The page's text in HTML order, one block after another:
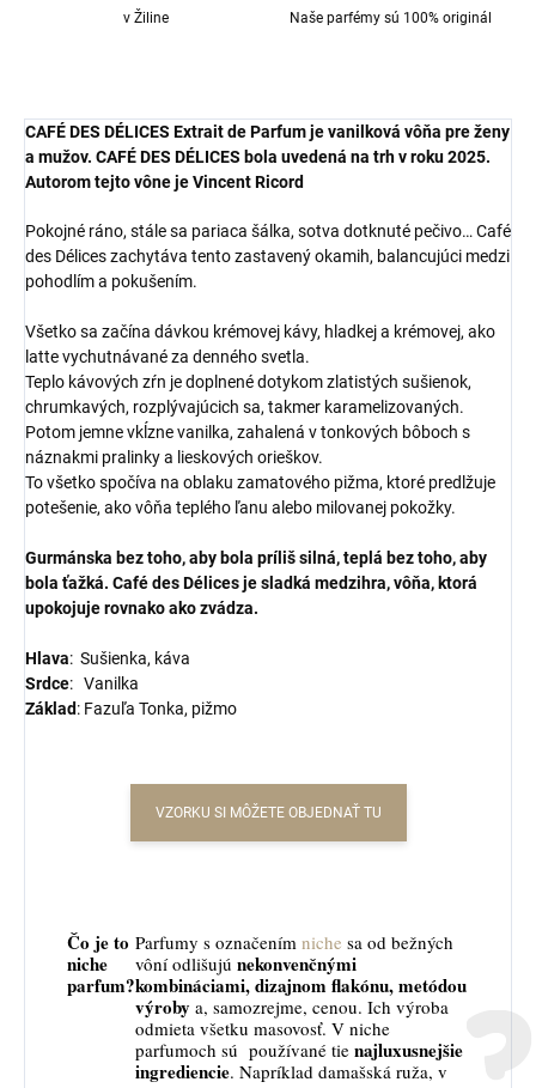
v Žiline Naše parfémy sú 100% originál
CAFÉ DES DÉLICES Extrait de Parfumje vanilková vôňa pre ženy
a mužov. CAFÉ DES DÉLICES bola uvedená na trh v roku 2025.
Autorom tejto vône je Vincent Ricord
Pokojné ráno, stále sa pariaca šálka, sotva dotknuté pečivo… Café
des Délices zachytáva tento zastavený okamih, balancujúci medzi
pohodlím a pokušením.
Všetko sa začína dávkou krémovej kávy, hladkej a krémovej, ako
latte vychutnávané za denného svetla.
Teplo kávových zŕn je doplnené dotykom zlatistých sušienok,
chrumkavých, rozplývajúcich sa, takmer karamelizovaných.
Potom jemne vkĺzne vanilka, zahalená v tonkových bôboch s
náznakmi pralinky a lieskových orieškov.
To všetko spočíva na oblaku zamatového pižma, ktoré predlžuje
potešenie, ako vôňa teplého ľanu alebo milovanej pokožky.
Gurmánska bez toho, aby bola príliš silná, teplá bez toho, aby
bola ťažká. Café des Délices je sladká medzihra, vôňa, ktorá
upokojuje rovnako ako zvádza.
Hlava: Sušienka, káva
Srdce: Vanilka
Základ: Fazuľa Tonka, pižmo
VZORKU SI MÔŽETE OBJEDNAŤ TU
Čo je to
niche
parfum?
Parfumy s označením niche sa od bežných
vôní odlišujú nekonvenčnými
kombináciami, dizajnom flakónu, metódou
výroby a, samozrejme, cenou. Ich výroba
odmieta všetku masovosť. V niche
parfumoch sú používané tie najluxusnejšie
ingrediencie. Napríklad damašská ruža, v